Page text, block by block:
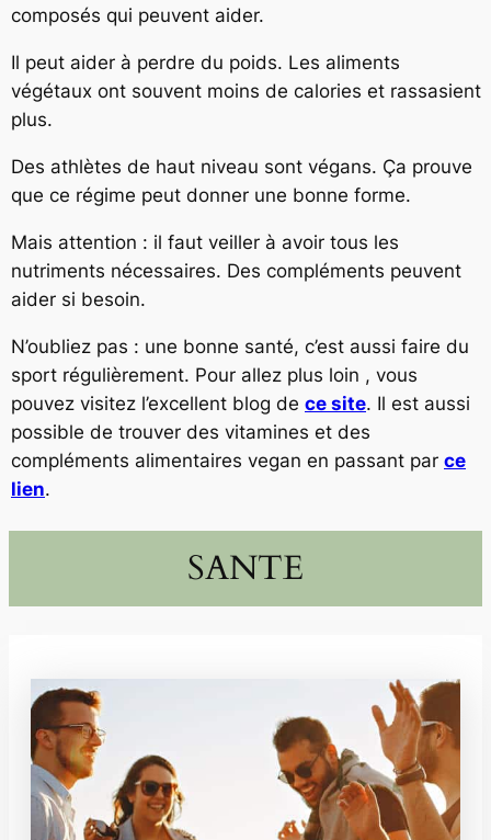
composés qui peuvent aider.
Il peut aider à perdre du poids. Les aliments
végétaux ont souvent moins de calories et rassasient
plus.
Des athlètes de haut niveau sont végans. Ça prouve
que ce régime peut donner une bonne forme.
Mais attention : il faut veiller à avoir tous les
nutriments nécessaires. Des compléments peuvent
aider si besoin.
N’oubliez pas : une bonne santé, c’est aussi faire du
sport régulièrement. Pour allez plus loin , vous
pouvez visitez l’excellent blog de ce site. Il est aussi
possible de trouver des vitamines et des
compléments alimentaires vegan en passant par ce
lien.
SANTE